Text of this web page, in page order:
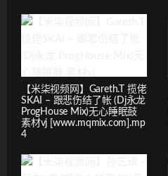
【米柒视频网】Gareth.T 揽佬
SKAI – 跟悲伤结了帐 (Dj永龙
ProgHouse Mix)无心睡眠鼓
素材vj [www.mqmix.com].mp
4